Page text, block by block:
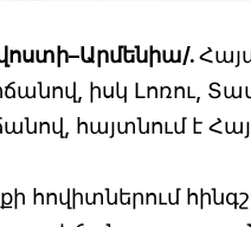
.
իսկ Լոռու,
հայտնում է
հովիտներում